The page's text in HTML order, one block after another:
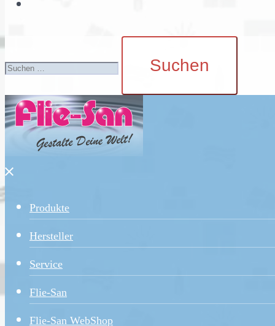
nach:
Menü
Produkte
Hersteller
Service
Flie-San
Flie-San WebShop